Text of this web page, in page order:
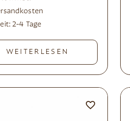
2-4 Tage
WEITERLESEN